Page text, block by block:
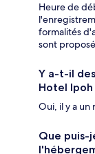
Heure de
formalités
sont
Y a-t-il
Hotel
Oui, il y a un
Que puis-